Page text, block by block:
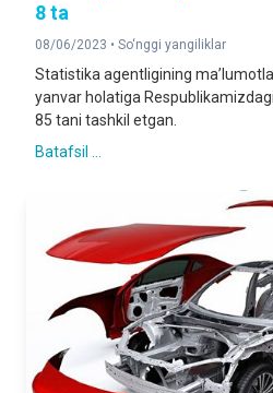
8 ta
08/06/2023 • So‘nggi yangiliklar
Statistika agentligining
yanvar holatiga
85 tani tashkil etgan.
Batafsil ...